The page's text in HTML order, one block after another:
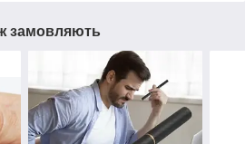
замовляють